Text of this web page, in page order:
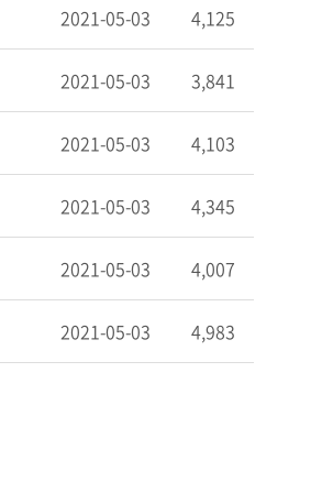
2021-05-03 4,125
2021-05-03 3,841
2021-05-03 4,103
2021-05-03 4,345
2021-05-03 4,007
2021-05-03 4,983